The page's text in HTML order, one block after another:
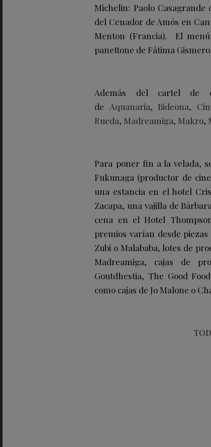
Michelin: Paolo Casagrande
del Cenador de Amós en
Menton (Francia). El
panettone de Fátima
Además del cartel de
de Aquanaria, Bideona,
Rueda, Madreamiga, Makro,
Para poner fin a la velada,
Fukunaga (productor de
una estancia en el hotel
Zacapa, una vajilla de
cena en el Hotel
premios varían desde
Zubi o Malababa, lotes de
Madreamiga, cajas de
Goutdhestia, The Good
como cajas de Jo Malone o